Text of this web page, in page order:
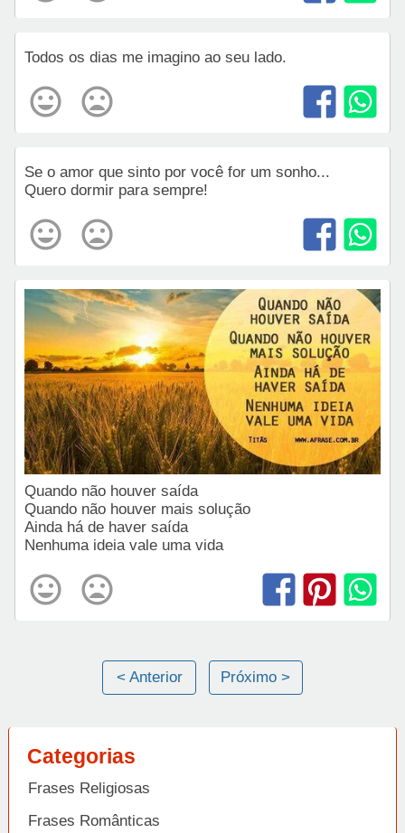
Todos os dias me imagino ao seu lado.
Se o amor que sinto por você for um sonho...
Quero dormir para sempre!
Quando não houver saída
Quando não houver mais solução
Ainda há de haver saída
Nenhuma ideia vale uma vida
< Anterior Próximo >
Categorias
Frases Religiosas
Frases Românticas